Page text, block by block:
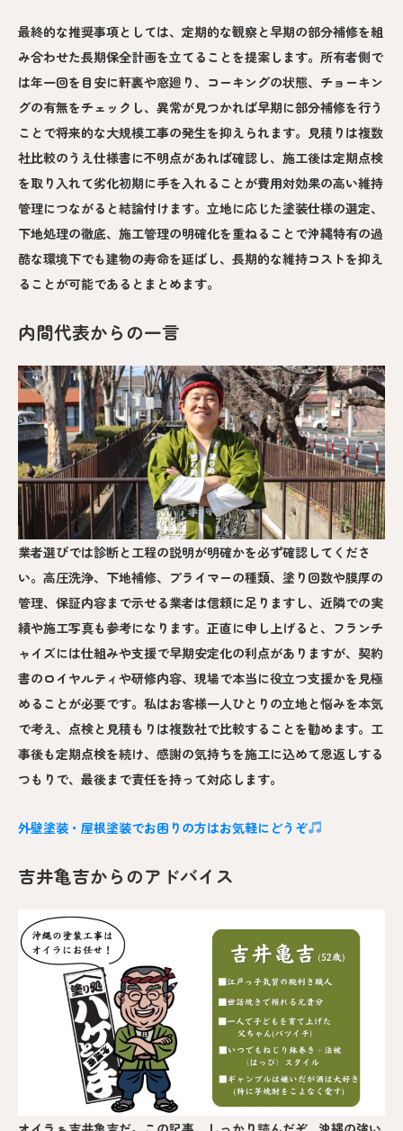
最終的な推奨事項としては、定期的な観察と早期の部分補修を組
み合わせた長期保全計画を立てることを提案します。所有者側で
は年一回を目安に軒裏や窓廻り、コーキングの状態、チョーキン
グの有無をチェックし、異常が見つかれば早期に部分補修を行う
ことで将来的な大規模工事の発生を抑えられます。見積りは複数
社比較のうえ仕様書に不明点があれば確認し、施工後は定期点検
を取り入れて劣化初期に手を入れることが費用対効果の高い維持
管理につながると結論付けます。立地に応じた塗装仕様の選定、
下地処理の徹底、施工管理の明確化を重ねることで沖縄特有の過
酷な環境下でも建物の寿命を延ばし、長期的な維持コストを抑え
ることが可能であるとまとめます。
内間代表からの一言
業者選びでは診断と工程の説明が明確かを必ず確認してくださ
い。高圧洗浄、下地補修、プライマーの種類、塗り回数や膜厚の
管理、保証内容まで示せる業者は信頼に足りますし、近隣での実
績や施工写真も参考になります。正直に申し上げると、フランチ
ャイズには仕組みや支援で早期安定化の利点がありますが、契約
書のロイヤルティや研修内容、現場で本当に役立つ支援かを見極
めることが必要です。私はお客様一人ひとりの立地と悩みを本気
で考え、点検と見積もりは複数社で比較することを勧めます。工
事後も定期点検を続け、感謝の気持ちを施工に込めて恩返しする
つもりで、最後まで責任を持って対応します。
外壁塗装・屋根塗装でお困りの方はお気軽にどうぞ
吉井亀吉からのアドバイス